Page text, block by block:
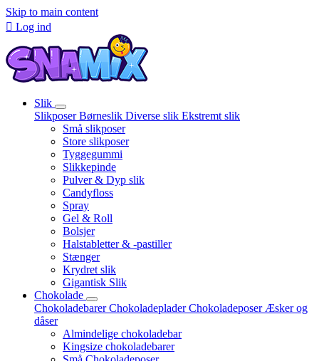
Skip to main content
 Log ind
Slik
SlikposerBørneslik Diverse slik Ekstremt slik
Små slikposer
Store slikposer
Tyggegummi
Slikkepinde
Pulver & Dyp slik
Candyfloss
Spray
Gel & Roll
Bolsjer
Halstabletter & -pastiller
Stænger
Krydret slik
Gigantisk Slik
Chokolade
ChokoladebarerChokoladepladerChokoladeposer Æsker og
dåser
Almindelige chokoladebar
Kingsize chokoladebarer